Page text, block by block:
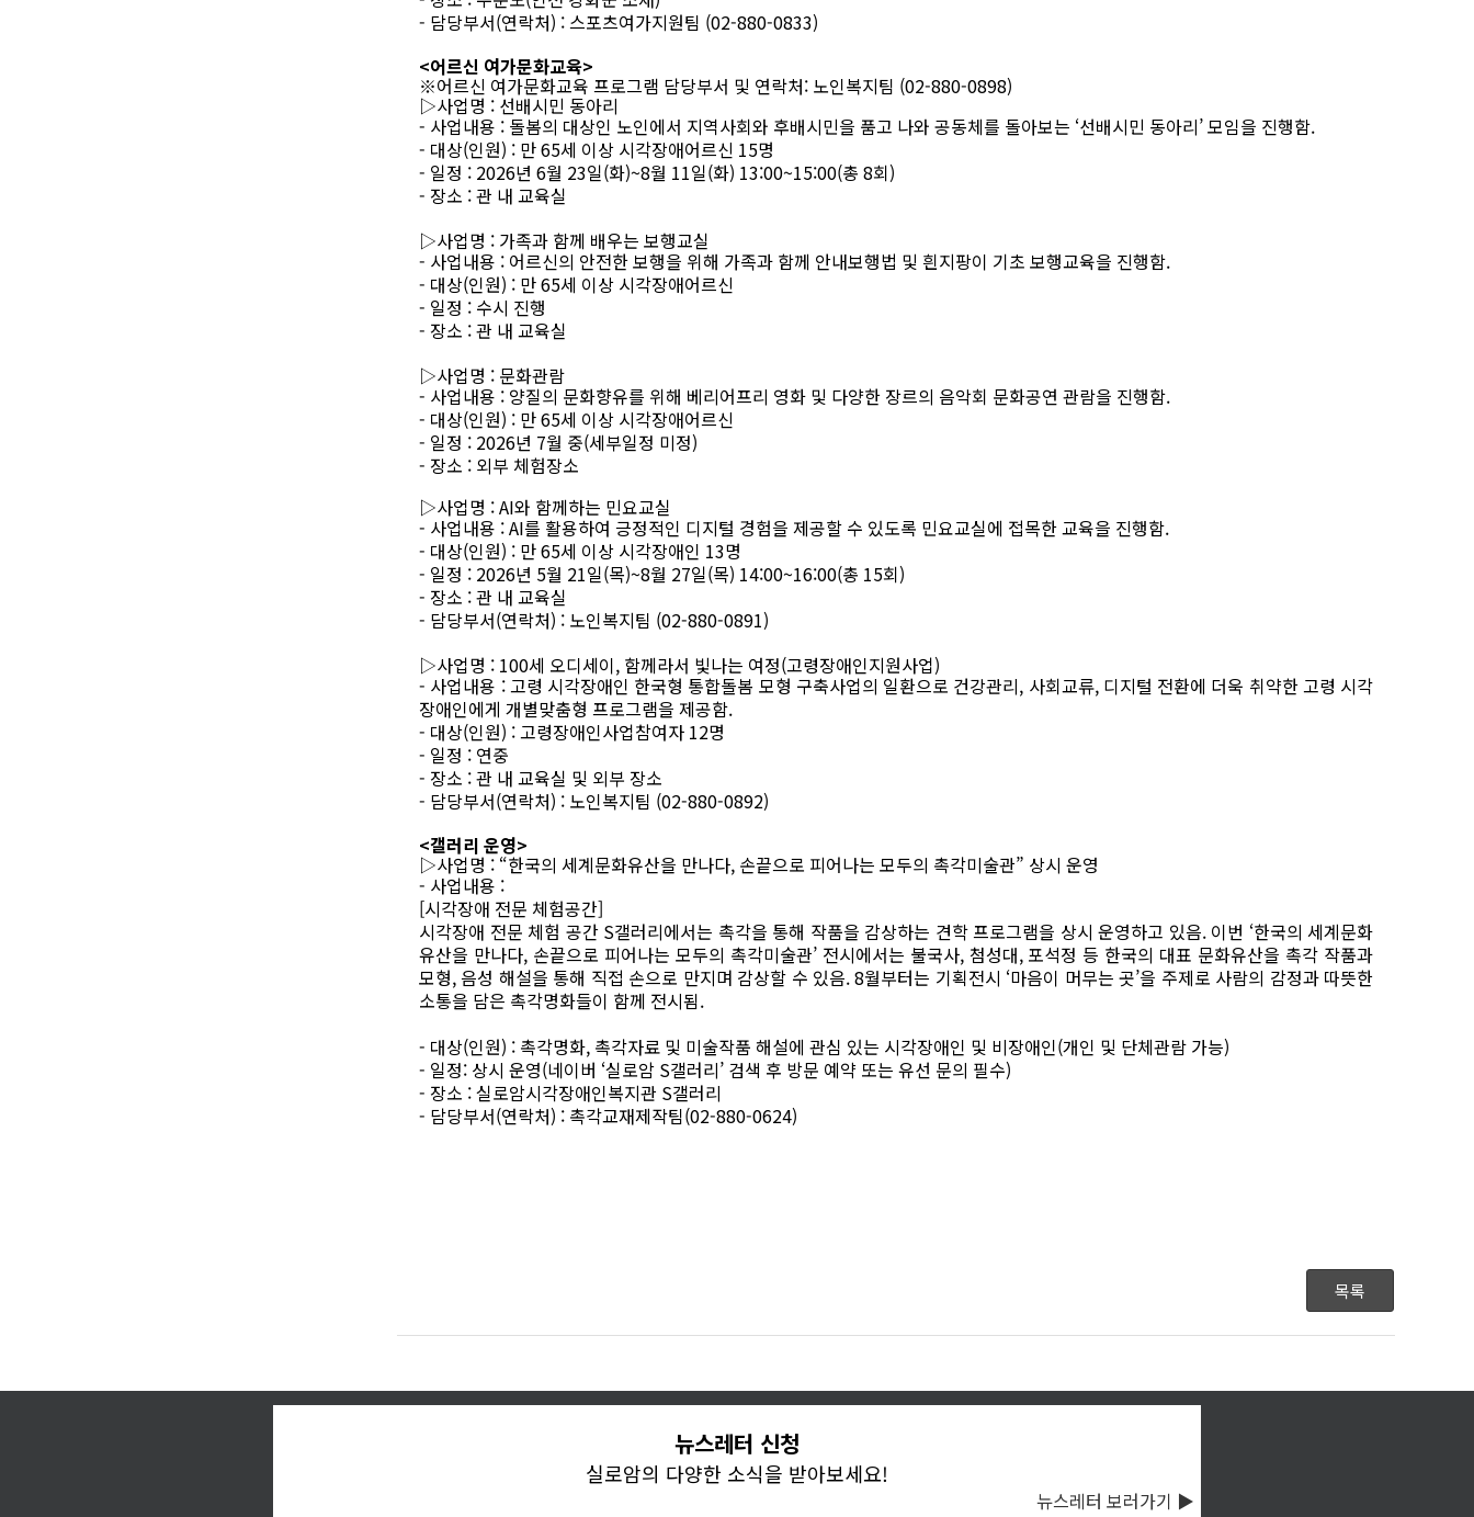
- 담당부서(연락처) :스포츠여가지원팀 (02-880-0833)
<어르신 여가문화교육>
※어르신 여가문화교육 프로그램 담당부서 및 연락처: 노인복지팀 (02-880-0898)
▷사업명 : 선배시민 동아리
- 사업내용 : 돌봄의 대상인 노인에서 지역사회와 후배시민을 품고 나와 공동체를 돌아보는 ‘선배시민 동아리’모임을 진행함.
- 대상(인원) : 만65세 이상 시각장애어르신 15명
- 일정 : 2026년 6월 23일(화)~8월 11일(화) 13:00~15:00(총 8회)
- 장소 :관 내 교육실
▷사업명 : 가족과 함께 배우는 보행교실
- 사업내용 : 어르신의 안전한 보행을 위해 가족과 함께 안내보행법 및 흰지팡이 기초 보행교육을 진행함.
- 대상(인원) : 만65세 이상 시각장애어르신
- 일정 : 수시 진행
- 장소 :관 내 교육실
▷사업명 : 문화관람
- 사업내용 : 양질의 문화향유를 위해 베리어프리 영화 및 다양한 장르의 음악회 문화공연 관람을 진행함.
- 대상(인원) : 만65세 이상 시각장애어르신
- 일정 : 2026년 7월 중(세부일정 미정)
- 장소 : 외부 체험장소
▷사업명 : AI와 함께하는 민요교실
- 사업내용 : AI를 활용하여 긍정적인 디지털 경험을 제공할 수 있도록 민요교실에 접목한 교육을 진행함.
- 대상(인원) : 만65세 이상 시각장애인 13명
- 일정 : 2026년 5월 21일(목)~8월 27일(목) 14:00~16:00(총 15회)
- 장소 :관 내 교육실
- 담당부서(연락처) : 노인복지팀 (02-880-0891)
▷사업명 : 100세 오디세이, 함께라서 빛나는 여정(고령장애인지원사업)
- 사업내용 :고령 시각장애인 한국형 통합돌봄 모형 구축사업의 일환으로 건강관리, 사회교류, 디지털 전환에 더욱 취약한 고령 시각
장애인에게 개별맞춤형 프로그램을 제공함.
- 대상(인원) :고령장애인사업참여자 12명
- 일정 : 연중
- 장소 :관 내 교육실 및 외부 장소
- 담당부서(연락처) : 노인복지팀 (02-880-0892)
<갤러리 운영>
▷사업명 : “한국의 세계문화유산을 만나다, 손끝으로 피어나는 모두의 촉각미술관” 상시 운영
- 사업내용 :
[시각장애 전문 체험공간]
시각장애 전문 체험 공간 S갤러리에서는 촉각을 통해 작품을 감상하는 견학 프로그램을 상시 운영하고 있음. 이번 ‘한국의 세계문화
유산을 만나다, 손끝으로 피어나는 모두의 촉각미술관’ 전시에서는 불국사, 첨성대, 포석정 등 한국의 대표 문화유산을 촉각 작품과
모형, 음성 해설을 통해 직접 손으로 만지며 감상할 수 있음. 8월부터는 기획전시 ‘마음이 머무는 곳’을 주제로 사람의 감정과 따뜻한
소통을 담은 촉각명화들이 함께 전시됨.
- 대상(인원) : 촉각명화, 촉각자료 및 미술작품 해설에 관심 있는 시각장애인 및 비장애인(개인 및 단체관람 가능)
- 일정: 상시 운영(네이버 ‘실로암 S갤러리’ 검색 후 방문 예약 또는 유선 문의 필수)
- 장소 :실로암시각장애인복지관 S갤러리
- 담당부서(연락처) : 촉각교재제작팀(02-880-0624)
목록
뉴스레터 신청
실로암의 다양한 소식을 받아보세요!
뉴스레터 보러가기 ▶